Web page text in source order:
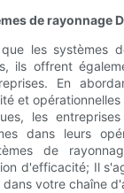
de rayonnage
les systèmes
ils offrent
En
et
les
dans leurs
de
d'efficacité; Il
dans votre chaîne